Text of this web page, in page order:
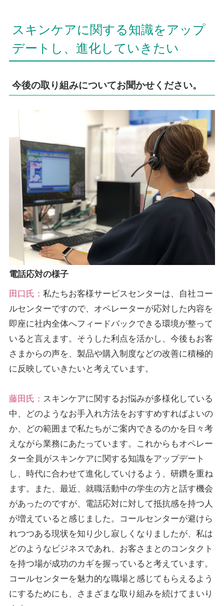
スキンケアに関する知識をアップ
デートし、進化していきたい
今後の取り組みについてお聞かせください。
電話応対の様子
田口氏： 私たちお客様サービスセンターは、自社コー
ルセンターですので、オペレーターが応対した内容を
即座に社内全体へフィードバックできる環境が整って
いると言えます。そうした利点を活かし、今後もお客
さまからの声を、製品や購入制度などの改善に積極的
に反映していきたいと考えています。
藤田氏： スキンケアに関するお悩みが多様化している
中、どのようなお手入れ方法をおすすめすればよいの
か、どの範囲まで私たちがご案内できるのかを日々考
えながら業務にあたっています。これからもオペレー
ター全員がスキンケアに関する知識をアップデート
し、時代に合わせて進化していけるよう、研鑽を重ね
ます。また、最近、就職活動中の学生の方と話す機会
があったのですが、電話応対に対して抵抗感を持つ人
が増えていると感じました。コールセンターが避けら
れつつある現状を知り少し寂しくなりましたが、私は
どのようなビジネスであれ、お客さまとのコンタクト
を持つ場が成功のカギを握っていると考えています。
コールセンターを魅力的な職場と感じてもらえるよう
にするためにも、さまざまな取り組みを続けてまいり